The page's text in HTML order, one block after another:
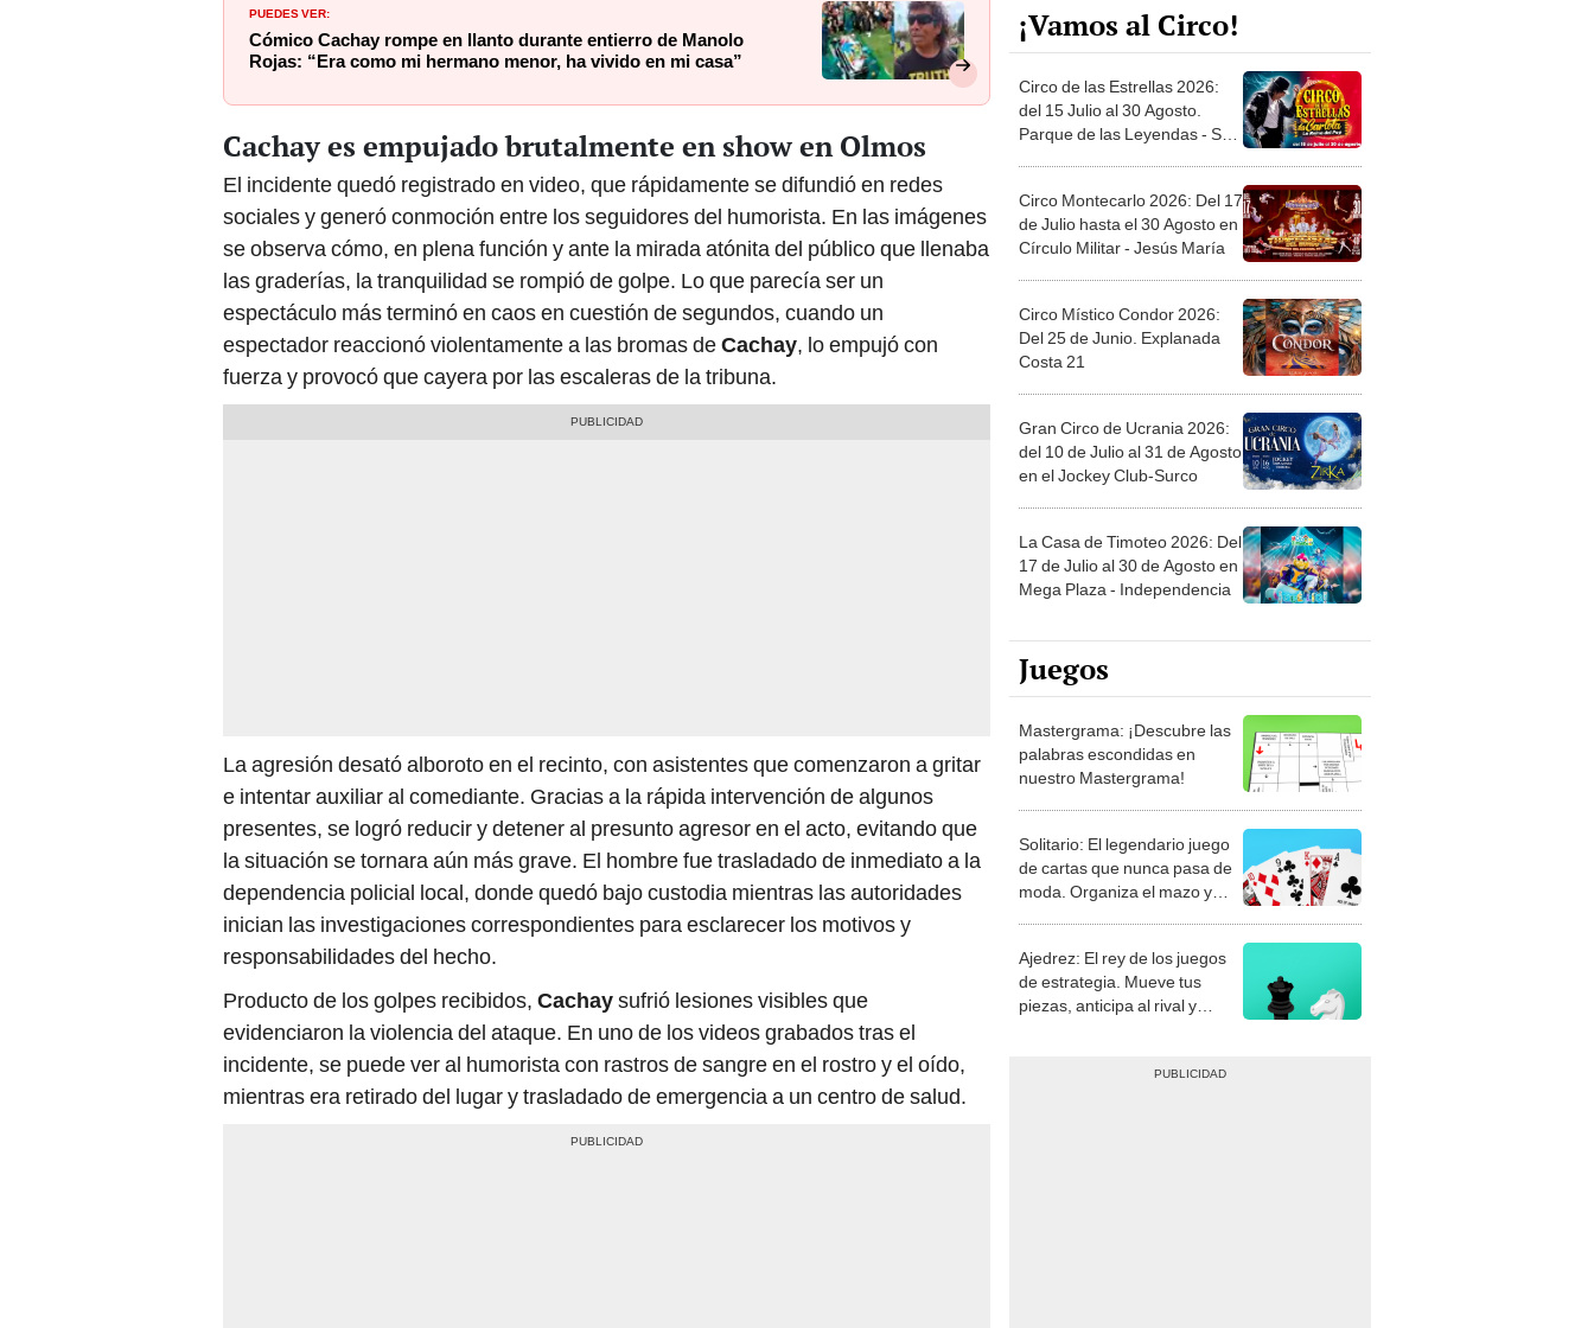
PUEDES VER:
Cómico Cachay rompe en llanto durante entierro de Manolo
Rojas: “Era como mi hermano menor, ha vivido en mi casa”
Cachay es empujado brutalmente en show en Olmos
El incidente quedó registrado en video, que rápidamente se difundió en redes
sociales y generó conmoción entre los seguidores del humorista. En las imágenes
se observa cómo, en plena función y ante la mirada atónita del público que llenaba
las graderías, la tranquilidad se rompió de golpe. Lo que parecía ser un
espectáculo más terminó en caos en cuestión de segundos, cuando un
espectador reaccionó violentamente a las bromas deCachay, lo empujó con
fuerza y provocó que cayera por las escaleras de la tribuna.
La agresión desató alboroto en el recinto, con asistentes que comenzaron a gritar
e intentar auxiliar al comediante. Gracias a la rápida intervención de algunos
presentes, se logró reducir y detener al presunto agresor en el acto, evitando que
la situación se tornara aún más grave. El hombre fue trasladado de inmediato a la
dependencia policial local, donde quedó bajo custodia mientras las autoridades
inician las investigaciones correspondientes para esclarecer los motivos y
responsabilidades del hecho.
Producto de los golpes recibidos, Cachaysufrió lesiones visibles que
evidenciaron la violencia del ataque. En uno de los videos grabados tras el
incidente, se puede ver al humorista con rastros de sangre en el rostro y el oído,
mientras era retirado del lugar y trasladado de emergencia a un centro de salud.
¡Vamos al Circo!
Circo de las Estrellas 2026:
del 15 Julio al 30 Agosto.
Parque de las Leyendas - San
Circo Montecarlo 2026: Del 17
de Julio hasta el 30 Agosto en
Círculo Militar - Jesús María
Circo Místico Condor 2026:
Del 25 de Junio. Explanada
Costa 21
Gran Circo de Ucrania 2026:
del 10 de Julio al 31 de Agosto
en el Jockey Club-Surco
La Casa de Timoteo 2026: Del
17 de Julio al 30 de Agosto en
Mega Plaza - Independencia
Juegos
Mastergrama: ¡Descubre las
palabras escondidas en
nuestro Mastergrama!
Solitario: El legendario juego
de cartas que nunca pasa de
moda. Organiza el mazo y
Ajedrez: El rey de los juegos
de estrategia. Mueve tus
piezas, anticipa al rival y